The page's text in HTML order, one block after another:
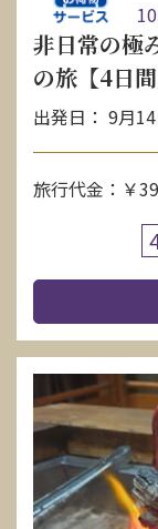
非日常の極
の旅【4日間
出発日： 9月
旅行代金：￥